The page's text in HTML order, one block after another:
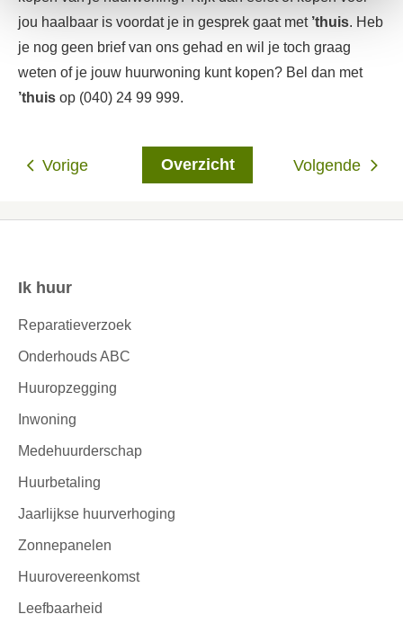
jou haalbaar is voordat je in gesprek gaat met ’thuis. Heb
je nog geen brief van ons gehad en wil je toch graag
weten of je jouw huurwoning kunt kopen? Bel dan met
’thuis op (040) 24 99 999.
Volgende
Overzicht
Vorige
Contactinformatie
Ik huur
Reparatieverzoek
Onderhouds ABC
Huuropzegging
Inwoning
Medehuurderschap
Huurbetaling
Jaarlijkse huurverhoging
Zonnepanelen
Huurovereenkomst
Leefbaarheid